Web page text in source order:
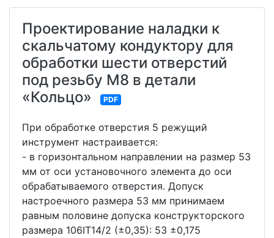
Проектирование наладки к
скальчатому кондуктору для
обработки шести отверстий
под резьбу М8 в детали
«Кольцо»
PDF
При обработке отверстия 5 режущий
инструмент настраивается:
- в горизонтальном направлении на размер 53
мм от оси установочного элемента до оси
обрабатываемого отверстия. Допуск
настроечного размера 53 мм принимаем
равным половине допуска конструкторского
размера 106IT14/2 (±0,35): 53 ±0,175